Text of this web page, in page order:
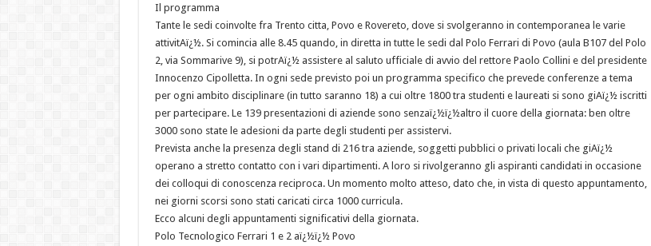
Il programma
Tante le sedi coinvolte fra Trento citta, Povo e Rovereto, dove si svolgeranno in contemporanea le varie
attivitAï¿½. Si comincia alle 8.45 quando, in diretta in tutte le sedi dal Polo Ferrari di Povo (aula B107 del Polo
2, via Sommarive 9), si potrAï¿½ assistere al saluto ufficiale di avvio del rettore Paolo Collini e del presidente
Innocenzo Cipolletta. In ogni sede previsto poi un programma specifico che prevede conferenze a tema
per ogni ambito disciplinare (in tutto saranno 18) a cui oltre 1800 tra studenti e laureati si sono giAï¿½ iscritti
per partecipare. Le 139 presentazioni di aziende sono senzaï¿½ï¿½altro il cuore della giornata: ben oltre
3000 sono state le adesioni da parte degli studenti per assistervi.
Prevista anche la presenza degli stand di 216 tra aziende, soggetti pubblici o privati locali che giAï¿½
operano a stretto contatto con i vari dipartimenti. A loro si rivolgeranno gli aspiranti candidati in occasione
dei colloqui di conoscenza reciproca. Un momento molto atteso, dato che, in vista di questo appuntamento,
nei giorni scorsi sono stati caricati circa 1000 curricula.
Ecco alcuni degli appuntamenti significativi della giornata.
Polo Tecnologico Ferrari 1 e 2 aï¿½ï¿½ Povo